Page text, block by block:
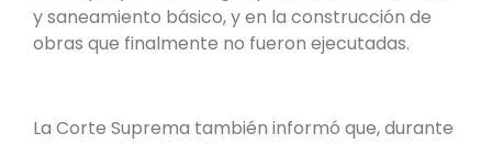
y saneamiento básico, y en la construcción de
obras que finalmente no fueron ejecutadas.
La Corte Suprema también informó que, durante